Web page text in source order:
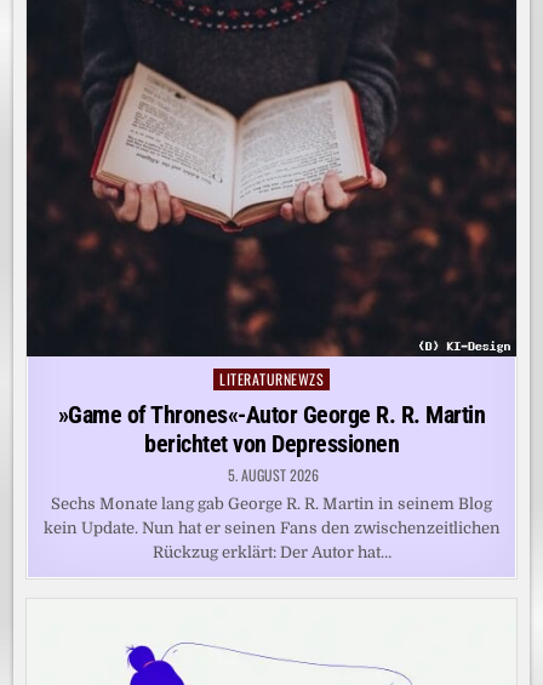
Posted
LITERATURNEWZS
»Game of Thrones«-Autor George R. R. Martin
berichtet von Depressionen
5. AUGUST 2026
Sechs Monate lang gab George R. R. Martin in seinem Blog
kein Update. Nun hat er seinen Fans den zwischenzeitlichen
Rückzug erklärt: Der Autor hat…